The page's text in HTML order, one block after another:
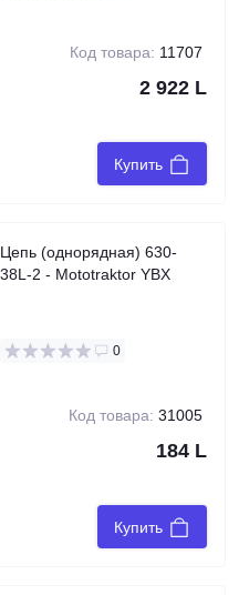
Код товара: 11707
2 922 L
Купить
Цепь (однорядная) 630-
38L-2 - Mototraktor YBX
0
Код товара: 31005
184 L
Купить